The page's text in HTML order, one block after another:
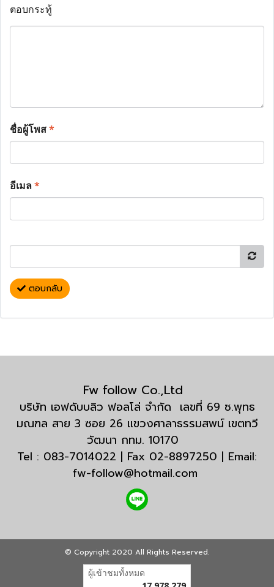
ตอบกระทู้
ชื่อผู้โพส*
อีเมล*
ตอบกลับ
Fw follow Co.,Ltd
บริษัท เอฟดับบลิว ฟอลโล่ จำกัด เลขที่ 69 ซ.พุทธ
มณฑล สาย 3 ซอย 26 แขวงศาลาธรรมสพน์ เขตทวี
วัฒนา กทม. 10170
Tel : 083-7014022 | Fax 02-8897250 | Email:
fw-follow@hotmail.com
© Copyright 2020 All Rights Reserved.
ผู้เข้าชมทั้งหมด